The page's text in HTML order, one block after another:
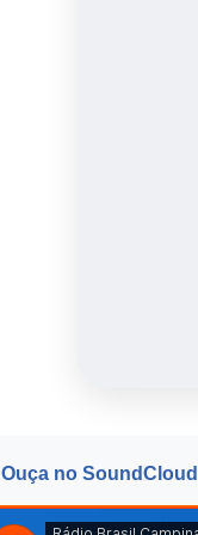
Ouça no